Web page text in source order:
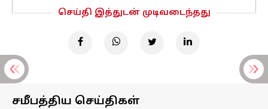
செய்தி இத்துடன் முடிவடைந்தது
சமீபத்திய செய்திகள்